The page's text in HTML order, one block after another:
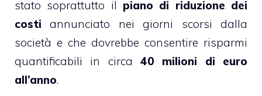
stato soprattutto il piano di riduzione dei
costi annunciato nei giorni scorsi dalla
società e che dovrebbe consentire risparmi
quantificabili in circa 40 milioni di euro
all’anno.